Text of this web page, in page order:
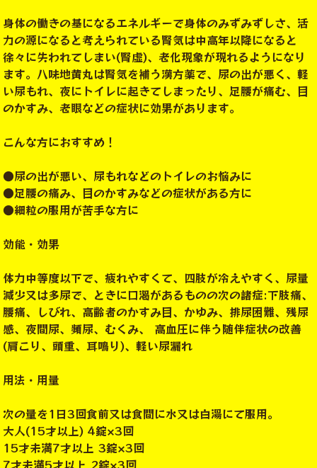
身体の働きの基になるエネルギーで身体のみずみずしさ、活
力の源になると考えられている腎気は中高年以降になると
徐々に失われてしまい(腎虚)、老化現象が現れるようになり
ます。八味地黄丸は腎気を補う漢方薬で、尿の出が悪く、軽
い尿もれ、夜にトイレに起きてしまったり、足腰が痛む、目
のかすみ、老眼などの症状に効果があります。
こんな方におすすめ！
●尿の出が悪い、尿もれなどのトイレのお悩みに
●足腰の痛み、目のかすみなどの症状がある方に
●細粒の服用が苦手な方に
効能・効果
体力中等度以下で、疲れやすくて、四肢が冷えやすく、尿量
減少又は多尿で、ときに口渇があるものの次の諸症:下肢痛、
腰痛、しびれ、高齢者のかすみ目、かゆみ、排尿困難、残尿
感、夜間尿、頻尿、むくみ、 高血圧に伴う随伴症状の改善
(肩こり、頭重、耳鳴り)、軽い尿漏れ
用法・用量
次の量を1日3回食前又は食間に水又は白湯にて服用。
大人(15才以上) 4錠×3回
15才未満7才以上 3錠×3回
7才未満5才以上 2錠×3回